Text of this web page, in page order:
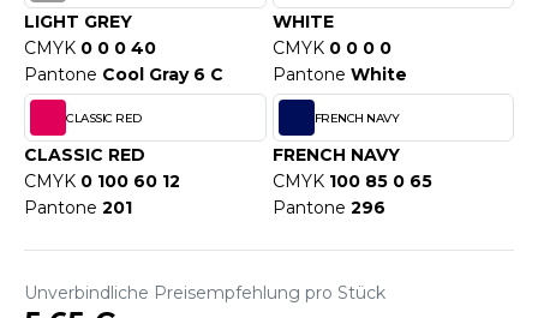
UND JACKEN
SERIE
LIGHT GREY
CMYK 0 0 0 40
Pantone Cool Gray 6 C
WHITE
CMYK 0 0 0 0
Pantone White
CLASSIC RED
CLASSIC RED
CMYK 0 100 60 12
Pantone 201
FRENCH NAVY
FRENCH NAVY
CMYK 100 85 0 65
Pantone 296
Unverbindliche Preisempfehlung pro Stück